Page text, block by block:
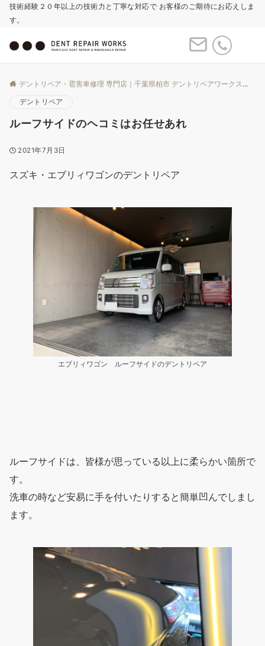
技術経験２０年以上の技術力と丁寧な対応で お客様のご期待にお応えしま
す。
デントリペア・雹害車修理 専門店｜千葉県柏市 デントリペアワークス
デントリペア
ルーフサイドのヘコミはお任せあれ
2021年7月3日
スズキ・エブリィワゴンのデントリペア
エブリィワゴン ルーフサイドのデントリペア
ルーフサイドは、皆様が思っている以上に柔らかい箇所で
す。
洗車の時など安易に手を付いたりすると簡単凹んでしまし
ます。